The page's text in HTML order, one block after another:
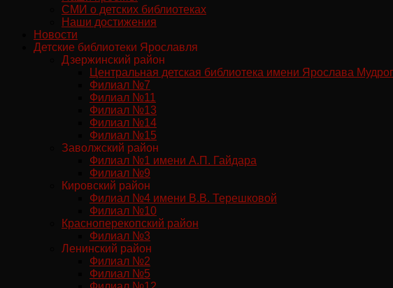
СМИ о детских библиотеках
Наши достижения
Новости
Детские библиотеки Ярославля
Дзержинский район
Центральная детская библиотека имени Ярослава
Филиал №7
Филиал №11
Филиал №13
Филиал №14
Филиал №15
Заволжский район
Филиал №1 имени А.П. Гайдара
Филиал №9
Кировский район
Филиал №4 имени В.В. Терешковой
Филиал №10
Красноперекопский район
Филиал №3
Ленинский район
Филиал №2
Филиал №5